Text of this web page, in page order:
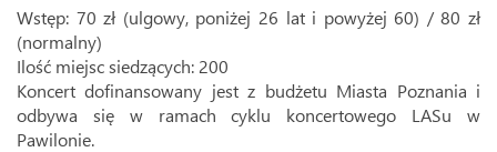
Wstęp: 70 zł (ulgowy, poniżej 26 lat i powyżej 60) / 80 zł
(normalny)
Ilość miejsc siedzących: 200
Koncert dofinansowany jest z budżetu Miasta Poznania i
odbywa się w ramach cyklu koncertowego LASu w
Pawilonie.